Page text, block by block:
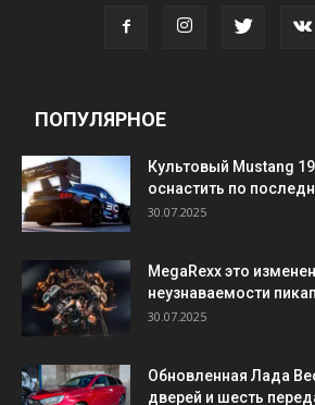
ПОПУЛЯРНОЕ
Культовый Mustang
оснастить по
30.07.2025
MegaRexx это
неузнаваемости
30.07.2025
Обновленная Лада
дверей и шесть